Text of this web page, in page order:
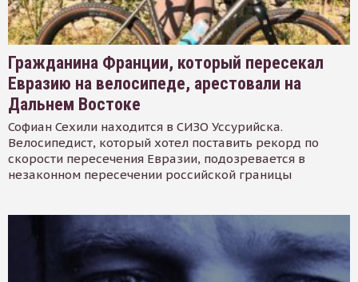
Гражданина Франции, который пересекал
Евразию на велосипеде, арестовали на
Дальнем Востоке
Софиан Сехили находится в СИЗО Уссурийска.
Велосипедист, который хотел поставить рекорд по
скорости пересечения Евразии, подозревается в
незаконном пересечении российской границы